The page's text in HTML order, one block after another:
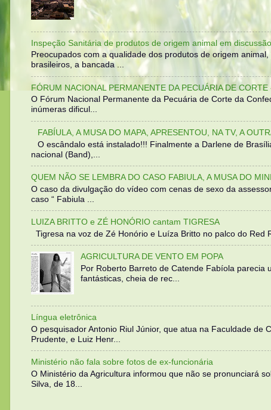
Inspeção Sanitária de produtos de origem animal em
Preocupados com a qualidade dos produtos de origem
brasileiros, a bancada ...
FÓRUM NACIONAL PERMANENTE DA PECUÁRIA DE
O Fórum Nacional Permanente da Pecuária de Corte da
inúmeras dificul...
FABÍULA, A MUSA DO MAPA, APRESENTOU, NA TV, A
O escândalo está instalado!!! Finalmente a Darlene de
nacional (Band),...
QUEM NÃO SE LEMBRA DO CASO FABIULA, A MUSA DO
O caso da divulgação do vídeo com cenas de sexo da
caso “ Fabiula ...
LUIZA BRITTO e ZÉ HONÓRIO cantam TIGRESA
Tigresa na voz de Zé Honório e Luíza Britto no palco do Red
AGRICULTURA DE VENTO EM POPA
Por Roberto Barreto de Catende Fabíola parecia
fantásticas, cheia de rec...
Língua eletrônica
O pesquisador Antonio Riul Júnior, que atua na Faculdade de
Prudente, e Luiz Henr...
Ministério não fala sobre fotos de ex-funcionária
O Ministério da Agricultura informou que não se pronunciará
Silva, de 18...